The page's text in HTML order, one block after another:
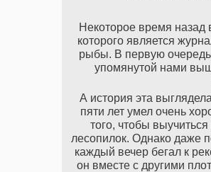
Некоторое время
которого является
рыбы. В первую
упомянутой нами
А история эта
пяти лет умел очень
того, чтобы
лесопилок. Однако даже
каждый вечер бегал к
он вместе с другими